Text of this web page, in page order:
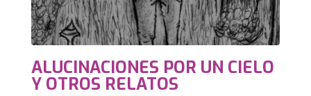
ALUCINACIONES POR UN CIELO
Y OTROS RELATOS